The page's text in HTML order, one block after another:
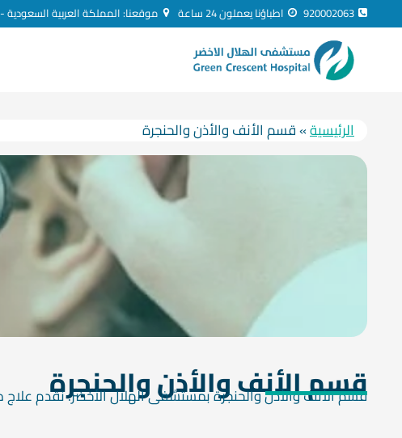
إلى
المحتوى
920002063 اطباؤنا يعملون 24 ساعة موقعنا: المملكة العربية
الرئيسية»قسم الأنف والأذن والحنجرة
قسم الأنف والأذن والحنجرة
قسم الأنف والأذن والحنجرة بمستشفى الهلال الأخضر. نقدم